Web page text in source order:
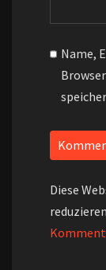
Name,
Diese